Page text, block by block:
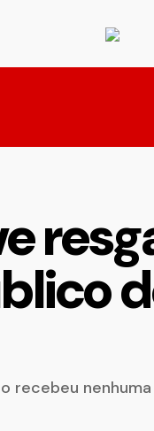
recebeu